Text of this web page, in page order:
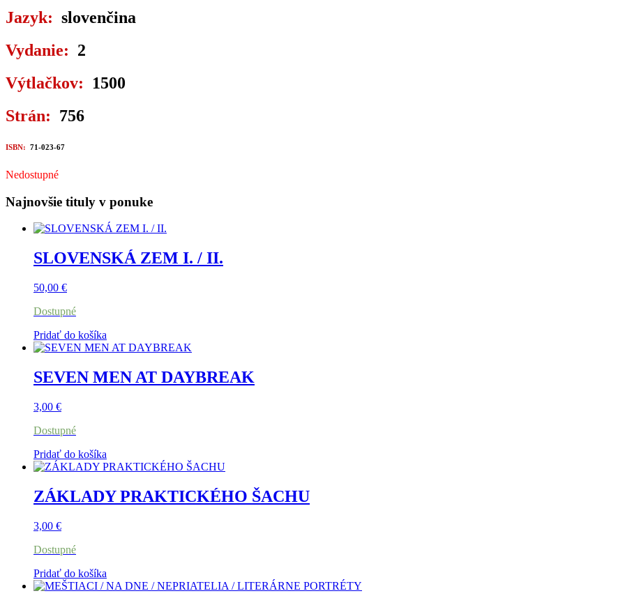
Jazyk: slovenčina
Vydanie: 2
Výtlačkov: 1500
Strán: 756
ISBN: 71-023-67
Nedostupné
Najnovšie tituly v ponuke
SLOVENSKÁ ZEM I. / II.
50,00 €
Dostupné
Pridať do košíka
SEVEN MEN AT DAYBREAK
3,00 €
Dostupné
Pridať do košíka
ZÁKLADY PRAKTICKÉHO ŠACHU
3,00 €
Dostupné
Pridať do košíka